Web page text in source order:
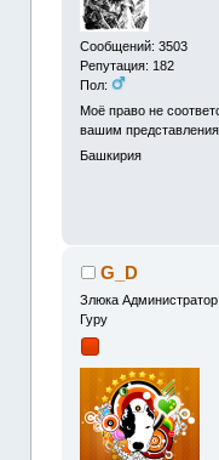
Сообщений: 3503
Репутация: 182
Пол:
Моё право не
вашим
Башкирия
G_D
Злюка Администратор
Гуру